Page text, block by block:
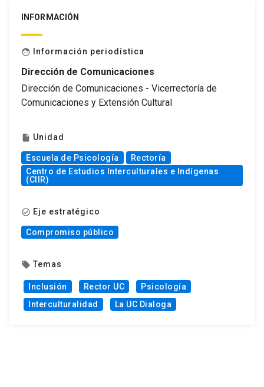
INFORMACIÓN
face Información periodística
Dirección de Comunicaciones
Dirección de Comunicaciones - Vicerrectoría de
Comunicaciones y Extensión Cultural
insert_drive_file Unidad
Escuela de Psicología
Rectoría
Centro de Estudios Interculturales e Indígenas
(CIIR)
check_circle_outline Eje estratégico
Compromiso público
local_offer Temas
Inclusión Rector UC
Psicología
Interculturalidad
La UC Dialoga